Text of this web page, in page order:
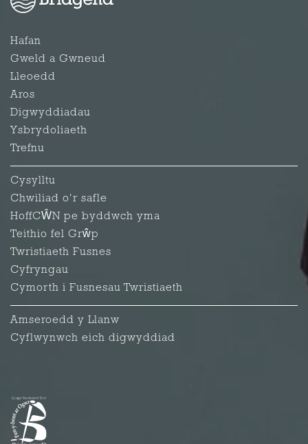
Hafan
Gweld a Gwneud
Lleoedd
Aros
Digwyddiadau
Ysbrydoliaeth
Trefnu
Cysylltu
Chwiliad o'r safle
HoffCŴN pe byddwch yma
Teithio fel Grŵp
Twristiaeth Fusnes
Cyfryngau
Cymorth i Fusnesau Twristiaeth
Amseroedd y Llanw
Cyflwynwch eich digwyddiad